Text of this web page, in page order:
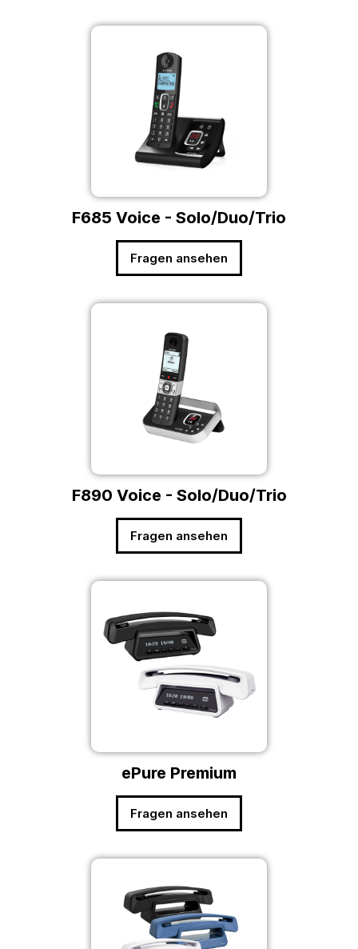
F685 Voice - Solo/Duo/Trio
Fragen ansehen
F890 Voice - Solo/Duo/Trio
Fragen ansehen
ePure Premium
Fragen ansehen